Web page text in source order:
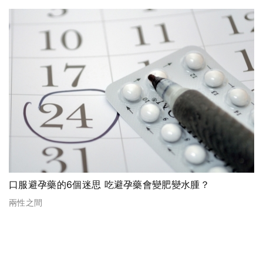
口服避孕藥的6個迷思 吃避孕藥會變肥變水腫？
兩性之間